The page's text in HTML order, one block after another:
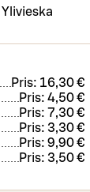
Ylivieska
Pris: 16,30 €
Pris:4,50 €
Pris:7,30 €
Pris: 3,30 €
Pris:9,90 €
Pris: 3,50 €